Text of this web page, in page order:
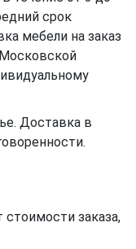
срок
мебели на заказ
Доставка в
заказа,